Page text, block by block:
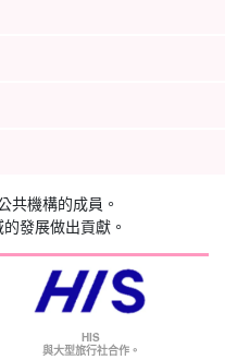
共機構的成員。
發展做出貢獻。
HIS
與大型旅行社合作。